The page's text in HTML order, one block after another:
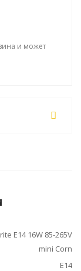
и может
E14 16W 85-265V
mini Corn
E14